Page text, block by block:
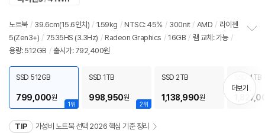
뷰
노트북 / 39.6cm(15.6인치) / 1.59kg / NTSC: 45% / 300nit / AMD / 라이젠
5(Zen3+) / 7535HS (3.3Hz) / Radeon Graphics / 16GB / 램 교체: 가능 /
용량: 512GB / 출시가: 792,400원
치
기
1위
SSD 512GB
799,000원
2위
SSD 1TB
998,950원
SSD 2TB
1,138,990원
SSD 4TB
더보기
TIP 가성비 노트북 선택 2026 핵심 기준 정리